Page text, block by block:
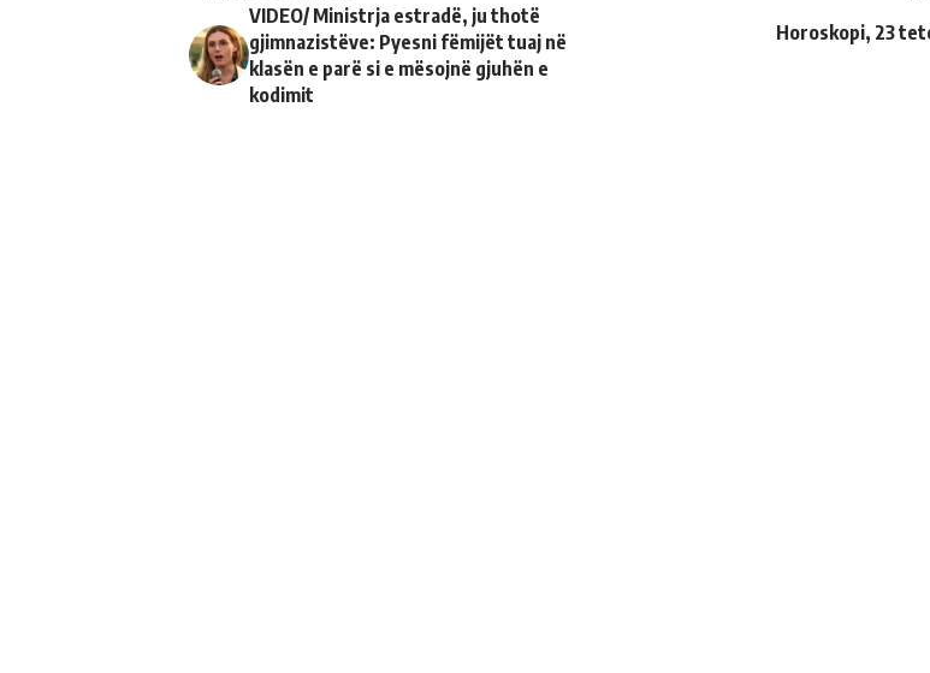
VIDEO/ Ministrja estradë, ju thotë
gjimnazistëve: Pyesni fëmijët tuaj në
klasën e parë si e mësojnë gjuhën e
kodimit
Horoskopi, 23